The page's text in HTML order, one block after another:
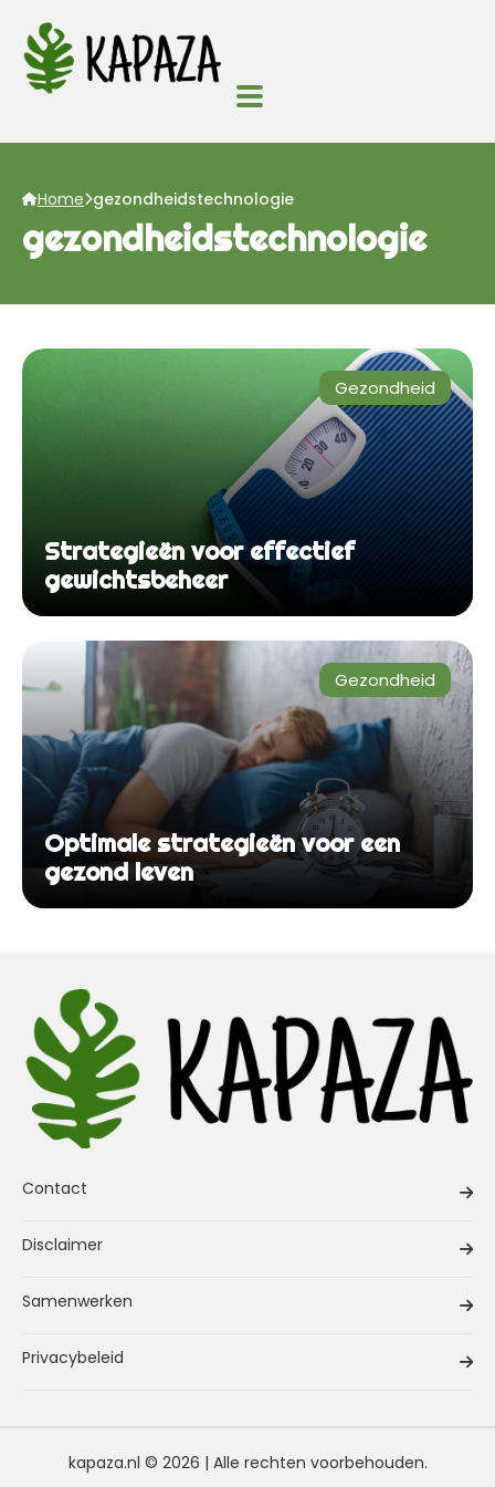
Home gezondheidstechnologie
gezondheidstechnologie
Gezondheid
Strategieën voor effectief
gewichtsbeheer
Gezondheid
Optimale strategieën voor een
gezond leven
Contact
Disclaimer
Samenwerken
Privacybeleid
kapaza.nl © 2026 | Alle rechten voorbehouden.